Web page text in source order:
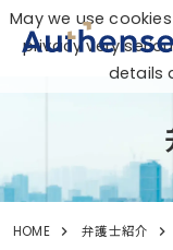
HOME 弁護士紹介
May we use
privacy very
details